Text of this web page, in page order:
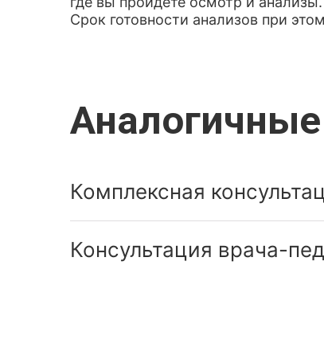
Срок готовности анализов при
Аналогичные
Комплексная
Консультация врача-